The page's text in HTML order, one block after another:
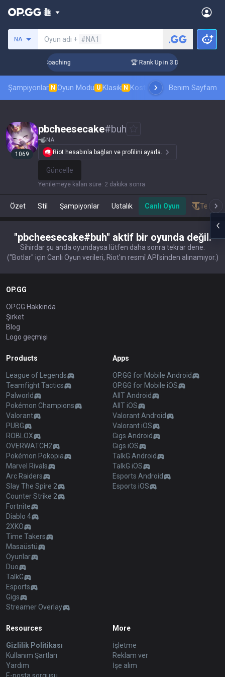
NA Oyun adı + #NA1
Challenger Coaching 🏆 Rank Up in 3 Days! Challenger
Şampiyonlar N Oyun Modu U Klasik N Kostüm sıralamasıBenim Sayfam
1069
pbcheesecake#buh
NA
Riot hesabınla bağlan ve profilini ayarla.
Güncelle
Yenilemeye kalan süre: 2 dakika sonra
Özet Stil Şampiyonlar Ustalık Canlı Oyun
"pbcheesecake#buh" aktif bir oyunda değil.
Sihirdar şu anda oyundaysa lütfen daha sonra tekrar dene.
("Botlar" için Canlı Oyun verileri, Riot'ın resmî API'sinden alınamıyor.)
OP.GG
OP.GG Hakkında
Şirket
Blog
Logo geçmişi
Products
League of Legends
Teamfight Tactics
Palworld
Pokémon Champions
Valorant
PUBG
ROBLOX
OVERWATCH2
Pokémon Pokopia
Marvel Rivals
Arc Raiders
Slay The Spire 2
Counter Strike 2
Fortnite
Diablo 4
2XKO
Time Takers
Masaüstü
Oyunlar
Duo
TalkG
Esports
Gigs
Streamer Overlay
Apps
OP.GG for Mobile Android
OP.GG for Mobile iOS
AllT Android
AllT iOS
Valorant Android
Valorant iOS
Gigs Android
Gigs iOS
TalkG Android
TalkG iOS
Esports Android
Esports iOS
Resources
Gizlilik Politikası
Kullanım Şartları
Yardım
More
İşletme
Reklam ver
İşe alım